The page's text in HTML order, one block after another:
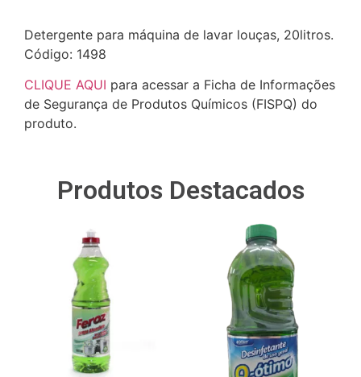
Detergente para máquina de lavar louças, 20litros.
Código: 1498
CLIQUE AQUI para acessar a Ficha de Informações
de Segurança de Produtos Químicos (FISPQ) do
produto.
Produtos Destacados